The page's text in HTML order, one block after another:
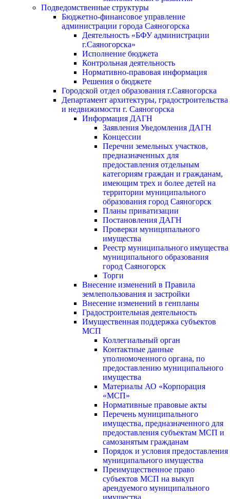
Подведомственные структуры
Бюджетно-финансовое управление
администрации города Саяногорска
Деятельность «БФУ администрации
г.Саяногорска»
Исполнение бюджета
Контрольная деятельность
Нормативно-правовая информация
Решения о бюджете
Городской отдел образования г.Саяногорска
Департамент архитектуры, градостроительства
и недвижимости г. Саяногорска
Информация ДАГН
Заявления Уведомления ДАГН
Концессии
Перечни земельных участков,
предназначенных для
предоставления отдельным
категориям граждан и гражданам,
имеющим трех и более детей на
территории муниципального
образования город Саяногорск
Планы приватизации
Постановления ДАГН
Проверки муниципального
имущества
Реестр муниципального имущества
муниципального образования
город Саяногорск
Торги
Внесение изменений в Правила
землепользования и застройки
Внесение изменений в генпланы
Градостроительная деятельность
Имущественная поддержка субъектов
МСП
Коллегиальный орган
Контактные данные
уполномоченного органа, по
предоставлению муниципального
имущества
Материалы АО «Корпорация
«МСП»
Нормативные правовые акты
Перечень муниципального
имущества, предназначенного для
предоставления субъектам МСП и
самозанятым гражданам
Порядок и условия предоставления
муниципального имущества
Преимущественное право
субъектов МСП на выкуп
арендуемого муниципального